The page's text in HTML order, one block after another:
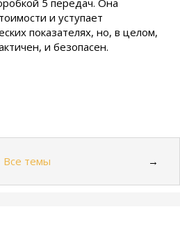
5 передач. Она
и уступает
показателях, но, в целом,
и безопасен.
Все темы →